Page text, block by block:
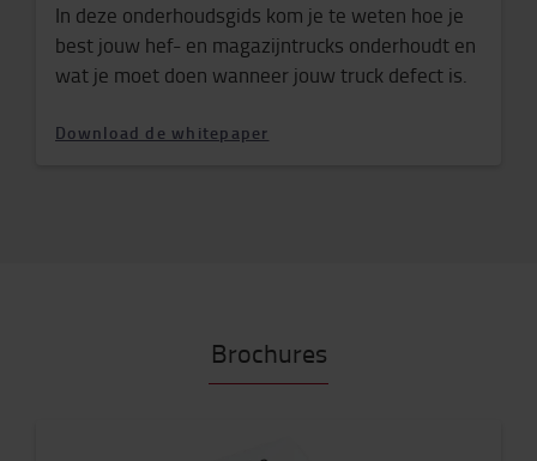
In deze onderhoudsgids kom je te weten hoe je
best jouw hef- en magazijntrucks onderhoudt en
wat je moet doen wanneer jouw truck defect is.
Download de whitepaper
Brochures